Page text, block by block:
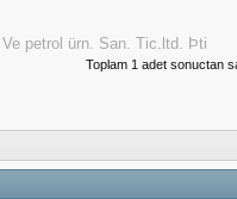
petrol ürn. San. Tic.ltd. Þti
Toplam 1 adet sonuctan